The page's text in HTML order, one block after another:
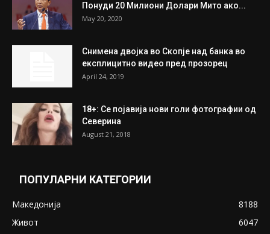
Понуди 20 Милиони Долари Мито ако...
May 20, 2020
Снимена двојка во Скопје над банка во
експлицитно видео пред прозорец
April 24, 2019
18+: Се појавија нови голи фотографии од
Северина
August 21, 2018
ПОПУЛАРНИ КАТЕГОРИИ
Македонија
8188
Живот
6047